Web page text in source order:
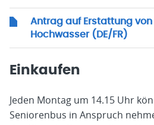
Antrag auf Erstattung von
Hochwasser (DE/FR)
Einkaufen
Jeden Montag um 14.15 Uhr
Seniorenbus in Anspruch